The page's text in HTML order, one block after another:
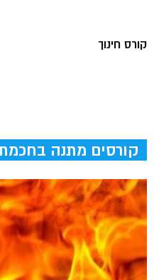
קורס חינוך
קורסים מתנה